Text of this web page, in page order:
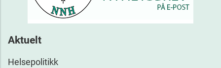
Aktuelt
Helsepolitikk